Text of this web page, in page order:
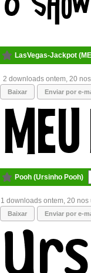
LasVegas-Jackpot
2 downloads ontem, 20
Baixar Enviar por e-
Pooh (Ursinho Pooh)
1 downloads ontem, 20
Baixar Enviar por e-